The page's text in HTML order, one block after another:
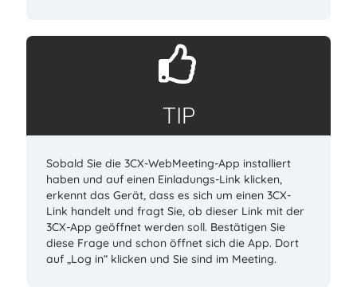
TIP
Sobald Sie die 3CX-WebMeeting-App installiert
haben und auf einen Einladungs-Link klicken,
erkennt das Gerät, dass es sich um einen 3CX-
Link handelt und fragt Sie, ob dieser Link mit der
3CX-App geöffnet werden soll. Bestätigen Sie
diese Frage und schon öffnet sich die App. Dort
auf „Log in“ klicken und Sie sind im Meeting.